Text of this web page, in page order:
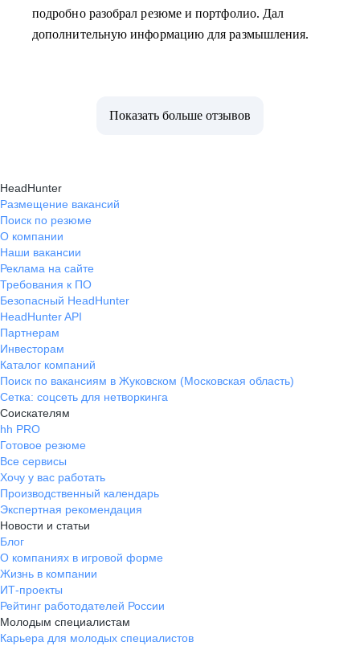
подробно разобрал резюме и портфолио. Дал
дополнительную информацию для размышления.
Показать больше отзывов
HeadHunter
Размещение вакансий
Поиск по резюме
О компании
Наши вакансии
Реклама на сайте
Требования к ПО
Безопасный HeadHunter
HeadHunter API
Партнерам
Инвесторам
Каталог компаний
Поиск по вакансиям в Жуковском (Московская область)
Сетка: соцсеть для нетворкинга
Соискателям
hh PRO
Готовое резюме
Все сервисы
Хочу у вас работать
Производственный календарь
Экспертная рекомендация
Новости и статьи
Блог
О компаниях в игровой форме
Жизнь в компании
ИТ-проекты
Рейтинг работодателей России
Молодым специалистам
Карьера для молодых специалистов